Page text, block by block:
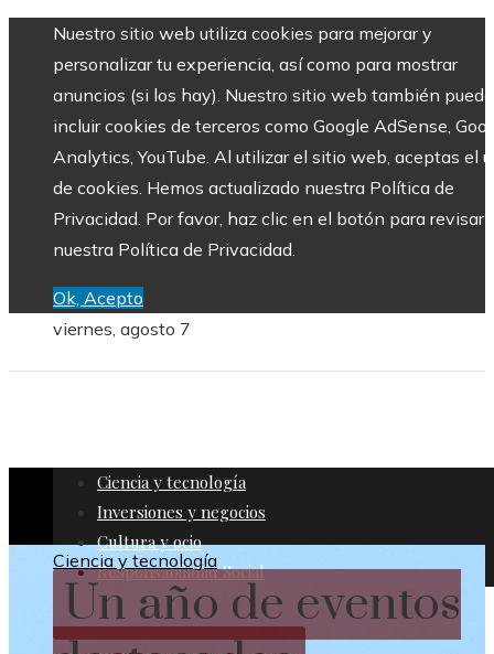
Nuestro sitio web utiliza cookies para mejorar y
personalizar tu experiencia, así como para mostrar
anuncios (si los hay). Nuestro sitio web también puede
incluir cookies de terceros como Google AdSense,
Analytics, YouTube. Al utilizar el sitio web, aceptas el
de cookies. Hemos actualizado nuestra Política de
Privacidad. Por favor, haz clic en el botón para revisar
nuestra Política de Privacidad.
Ok, Acepto
viernes, agosto 7
Ciencia y tecnología
Inversiones y negocios
Cultura y ocio
Responsabilidad Social
Ciencia y tecnología
Un año de eventos